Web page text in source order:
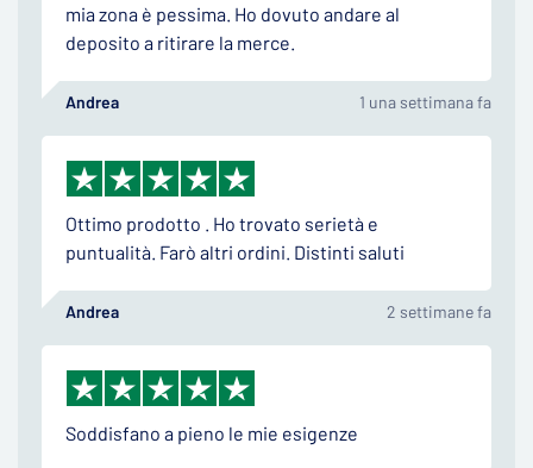
mia zona è pessima. Ho dovuto andare al
deposito a ritirare la merce.
Andrea 1 una settimana fa
Ottimo prodotto . Ho trovato serietà e
puntualità. Farò altri ordini. Distinti saluti
Andrea 2 settimane fa
Soddisfano a pieno le mie esigenze